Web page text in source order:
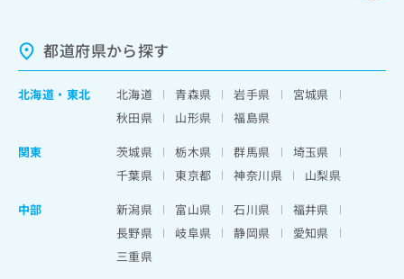
都道府県から探す
北海道 ・ 東北 北海道 青森県 岩手県
宮城県
秋田県
山形県
福島県
関東
茨城県 栃木県 群馬県
埼玉県
千葉県
東京都 神奈川県
山梨県
中部
新潟県 富山県 石川県
福井県
長野県
岐阜県 静岡県
愛知県
三重県